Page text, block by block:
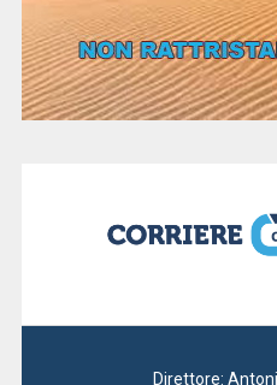
Direttore: